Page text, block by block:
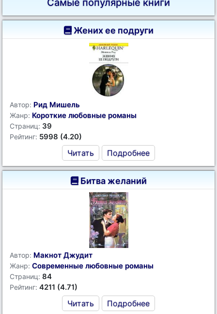
Самые популярные книги
Жених ее подруги
Автор: Рид Мишель
Жанр: Короткие любовные романы
Страниц: 39
Рейтинг: 5998 (4.20)
Читать Подробнее
Битва желаний
Автор: Макнот Джудит
Жанр: Современные любовные романы
Страниц: 84
Рейтинг: 4211 (4.71)
Читать Подробнее